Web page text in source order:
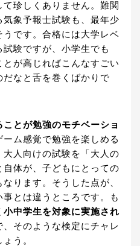
珍しくありません。難関
象予報士試験も、最年少
です。合格には大学レベ
験ですが、小学生でも
とが高じればこんなすごい
なと舌を巻くばかりで
とが勉強のモチベーショ
ーム感覚で勉強を楽しめる
人向けの試験を「大人の
体が、子どもにとっての
ります。そうした点が、
とは違うところです。も
小中学生を対象に実施され
、そのような検定にチャレ
う。